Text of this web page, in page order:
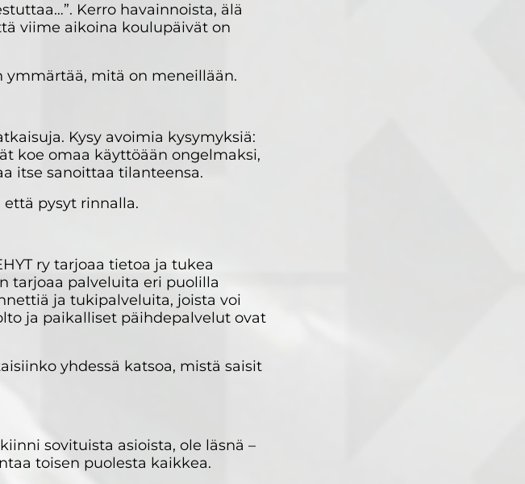
Kerro havainnoista, älä
viime aikoina koulupäivät on
ymmärtää, mitä on meneillään.
Kysy avoimia kysymyksiä:
koe omaa käyttöään ongelmaksi,
itse sanoittaa tilanteensa.
pysyt rinnalla.
ry tarjoaa tietoa ja tukea
tarjoaa palveluita eri puolilla
ja tukipalveluita, joista voi
ja paikalliset päihdepalvelut ovat
yhdessä katsoa, mistä saisit
sovituista asioista, ole läsnä –
toisen puolesta kaikkea.